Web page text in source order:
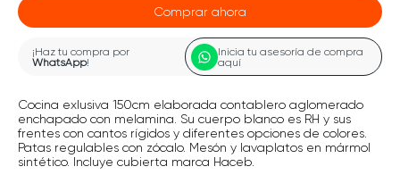
Comprar ahora
¡Haz tu compra por
WhatsApp!
Inicia tu asesoría de compra
aquí
Cocina exlusiva 150cm elaborada contablero aglomerado
enchapado con melamina. Su cuerpo blanco es RH y sus
frentes con cantos rígidos y diferentes opciones de colores.
Patas regulables con zócalo. Mesón y lavaplatos en mármol
sintético. Incluye cubierta marca Haceb.